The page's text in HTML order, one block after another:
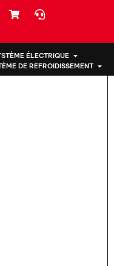
ÉLECTRIQUE
DE REFROIDISSEMENT
pour TOYOTA